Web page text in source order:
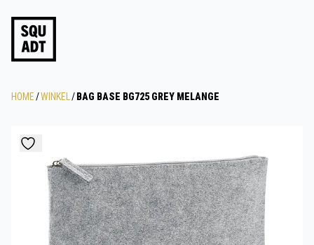
HOME/WINKEL / BAG BASE BG725 GREY MELANGE